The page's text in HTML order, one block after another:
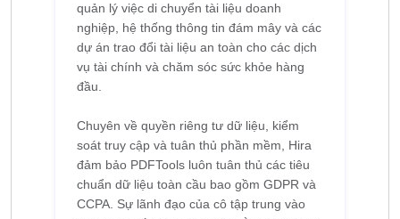
quản lý việc di chuyển tài liệu doanh
nghiệp, hệ thống thông tin đám mây và các
dự án trao đổi tài liệu an toàn cho các dịch
vụ tài chính và chăm sóc sức khỏe hàng
đầu.
Chuyên về quyền riêng tư dữ liệu, kiểm
soát truy cập và tuân thủ phần mềm, Hira
đảm bảo PDFTools luôn tuân thủ các tiêu
chuẩn dữ liệu toàn cầu bao gồm GDPR và
CCPA. Sự lãnh đạo của cô tập trung vào